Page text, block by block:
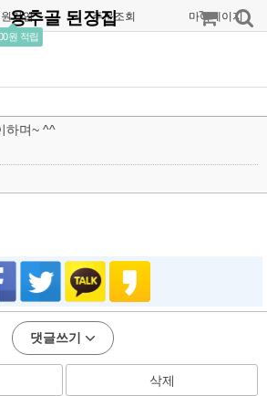
가입
원 적립
주문조회 마이페이지
용추골 된장집
하며~ ^^
댓글쓰기
삭제